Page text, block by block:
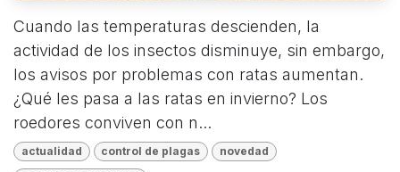
Cuando las temperaturas descienden, la
actividad de los insectos disminuye, sin embargo,
los avisos por problemas con ratas aumentan.
¿Qué les pasa a las ratas en invierno? Los
roedores conviven con n...
actualidad control de plagas novedad